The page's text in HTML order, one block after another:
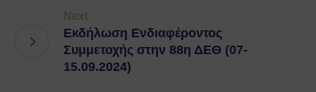
Next
Εκδήλωση Ενδιαφέροντος
Συμμετοχής στην 88η ΔΕΘ (07-
15.09.2024)